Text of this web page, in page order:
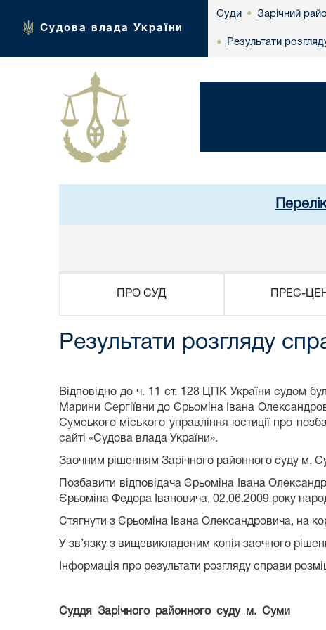
Судова влада України
Суди • Зарічний
• Результати
ПРО СУД ПРЕС-
Результати розгляду
Відповідно до ч. 11 ст. 128 ЦПК України судом
Марини Сергіївни до Єрьоміна Івана
Сумського міського управління юстиції про
сайті «Судова влада України».
Заочним рішенням Зарічного районного суду м.
Позбавити відповідача Єрьоміна Івана
Єрьоміна Федора Івановича, 02.06.2009 року
Стягнути з Єрьоміна Івана Олександровича, на
У зв’язку з вищевикладеним копія заочного
Інформація про результати розгляду справи
Суддя Зарічного районного суду м. Суми